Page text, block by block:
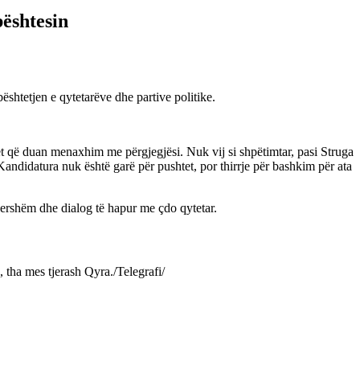
e qytetarëve dhe partive politike.
duan menaxhim me përgjegjësi. Nuk vij si shpëtimtar, pasi Struga
nuk është garë për pushtet, por thirrje për bashkim për ata
dhe dialog të hapur me çdo qytetar.
mes tjerash Qyra./Telegrafi/